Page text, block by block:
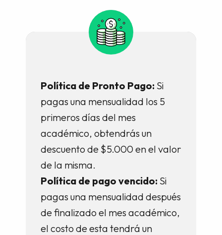
Política de Pronto Pago: Si
pagas una mensualidad los 5
primeros días del mes
académico, obtendrás un
descuento de $5.000 en el valor
de la misma.
Política de pago vencido: Si
pagas una mensualidad después
de finalizado el mes académico,
el costo de esta tendrá un